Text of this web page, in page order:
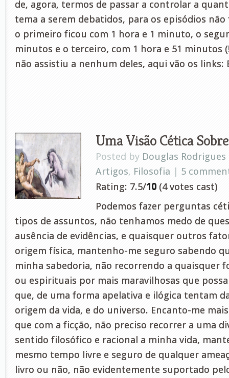
de, agora, termos de passar a controlar a
tema a serem debatidos, para os episódios
o primeiro ficou com 1 hora e 1 minuto, o
minutos e o terceiro, com 1 hora e 51 minutos
não assistiu a nenhum deles, aqui vão os
Uma Visão Cética
Posted by Douglas Rodrigues
Artigos, Filosofia | 5
Rating: 7.5/10 (4 votes cast)
Podemos fazer perguntas
tipos de assuntos, não tenhamos medo de
ausência de evidências, e quaisquer outros
origem física, mantenho-me seguro sabendo
minha sabedoria, não recorrendo a quaisquer
ou espirituais por mais maravilhosas que
que, de uma forma apelativa e ilógica tentam
origem da vida, e do universo. Encanto-me
que com a ficção, não preciso recorrer a uma
sentido filosófico e racional a minha vida,
mesmo tempo livre e seguro de qualquer
livro ou não, não evidentemente suportado